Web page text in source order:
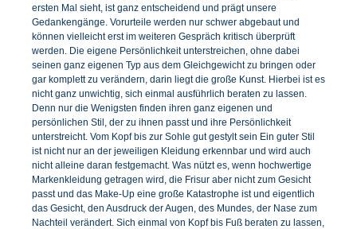
ersten Mal sieht, ist ganz entscheidend und prägt unsere
Gedankengänge. Vorurteile werden nur schwer abgebaut und
können vielleicht erst im weiteren Gespräch kritisch überprüft
werden. Die eigene Persönlichkeit unterstreichen, ohne dabei
seinen ganz eigenen Typ aus dem Gleichgewicht zu bringen oder
gar komplett zu verändern, darin liegt die große Kunst. Hierbei ist es
nicht ganz unwichtig, sich einmal ausführlich beraten zu lassen.
Denn nur die Wenigsten finden ihren ganz eigenen und
persönlichen Stil, der zu ihnen passt und ihre Persönlichkeit
unterstreicht. Vom Kopf bis zur Sohle gut gestylt sein Ein guter Stil
ist nicht nur an der jeweiligen Kleidung erkennbar und wird auch
nicht alleine daran festgemacht. Was nützt es, wenn hochwertige
Markenkleidung getragen wird, die Frisur aber nicht zum Gesicht
passt und das Make-Up eine große Katastrophe ist und eigentlich
das Gesicht, den Ausdruck der Augen, des Mundes, der Nase zum
Nachteil verändert. Sich einmal von Kopf bis Fuß beraten zu lassen,